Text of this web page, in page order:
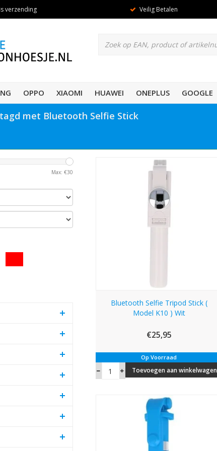
verzending Veilig Betalen
OPPO XIAOMI HUAWEI ONEPLUS GOOGLE
met Bluetooth Selfie Stick
Max: €30
Bluetooth Selfie Tripod Stick (
Model K10 ) Wit
€25,95
Op Voorraad
Toevoegen aan winkelwagen